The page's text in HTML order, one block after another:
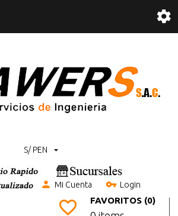
S/ PEN
Mi Cuenta Login
FAVORITOS (0)